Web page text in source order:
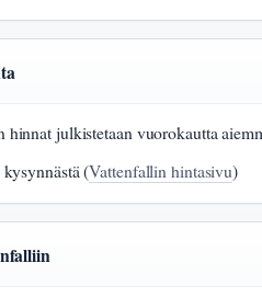
hinnat julkistetaan vuorokautta
kysynnästä (Vattenfallin hintasivu)